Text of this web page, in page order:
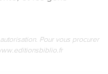
Pour vous procurer